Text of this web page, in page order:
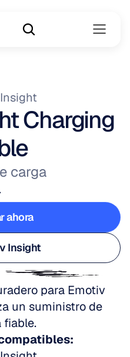
Charging
carga
ahora
ahora
Insight
Insight
para Emotiv
un suministro de
fiable.